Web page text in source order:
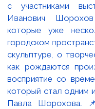
с участниками
Иванович
которые уже
городском
скульптуре, о
как рождаются
восприятие со
который стал одним
Павла Шорохова.